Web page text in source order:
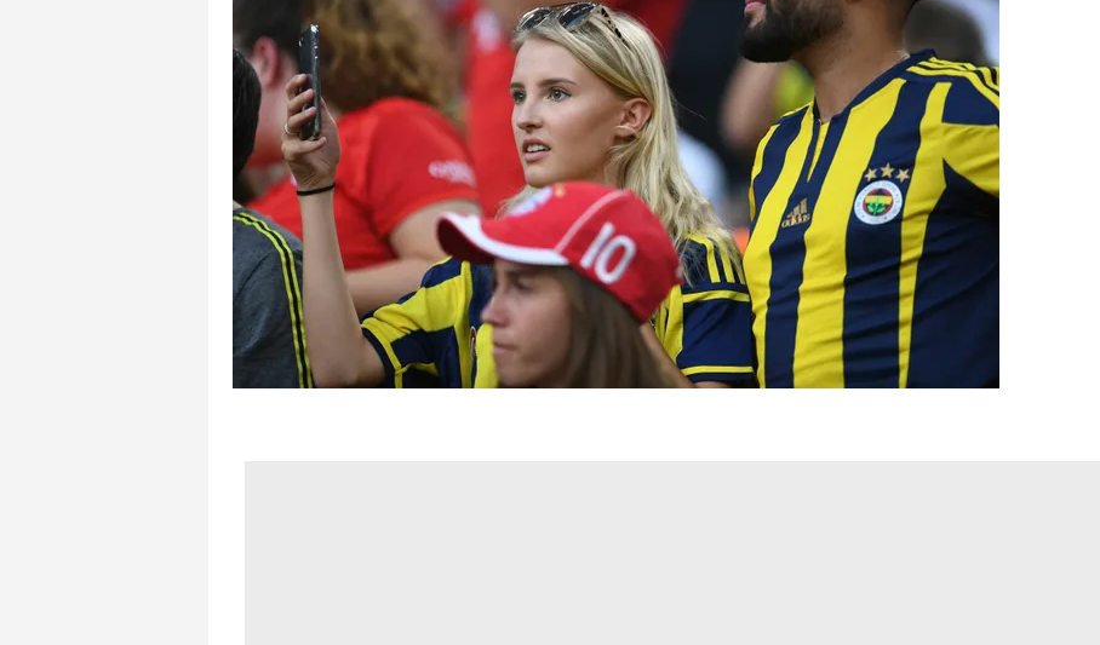
Çerezlere ilişkin tercihlerinizi aşağıda yer alan panel vasıtasıyla belirleyebilirsiniz. Çerezlere
butonuna tıklayabilir,
Çerez Bilgilendirme Metnimizi ziyaret edebilirsiniz.
6698 sayılı Kişisel Verilerin Korunması Kanunu uyarınca hazırlanmış Aydınlatma Metnimizi
mevzuata uygun olarak kullanılan çerezlerle ilgili bilgi almak için lütfentıklayınız.